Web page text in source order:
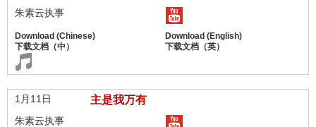
朱素云执事
1月11日 主是我万有
朱素云执事